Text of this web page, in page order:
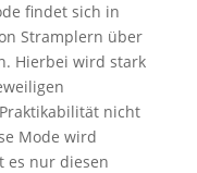
findet sich in
Stramplern über
Hierbei wird stark
nicht
Mode wird
es nur diesen